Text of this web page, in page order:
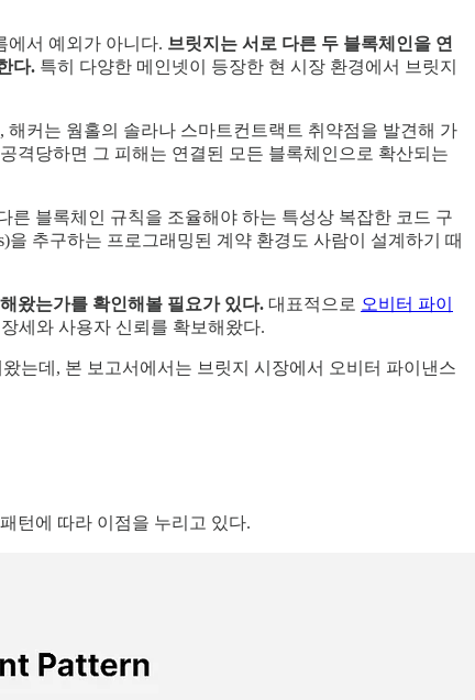
에서 예외가 아니다. 브릿지는 서로 다른 두 블록체인을 연
다. 특히 다양한 메인넷이 등장한 현 시장 환경에서 브릿지
커는 웜홀의 솔라나 스마트컨트랙트 취약점을 발견해 가
격당하면 그 피해는 연결된 모든 블록체인으로 확산되는
블록체인 규칙을 조율해야 하는 특성상 복잡한 코드 구
추구하는 프로그래밍된 계약 환경도 사람이 설계하기 때
왔는가를 확인해볼 필요가 있다. 대표적으로 오비터 파이
세와 사용자 신뢰를 확보해왔다.
는데, 본 보고서에서는 브릿지 시장에서 오비터 파이낸스
턴에 따라 이점을 누리고 있다.